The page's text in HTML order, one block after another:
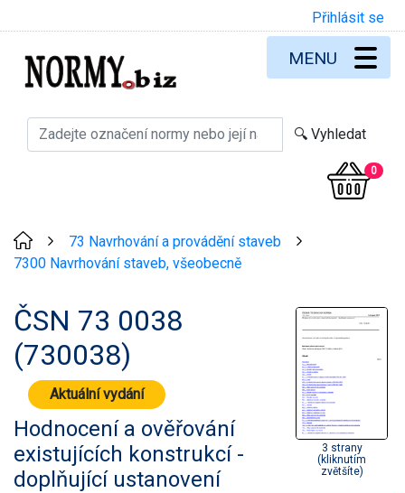
Přihlásit se
0
MENU
73 Navrhování a provádění staveb
7300 Navrhování staveb, všeobecně
ČSN 73 0038
(730038)
Aktuální vydání
Hodnocení a ověřování
existujících konstrukcí -
doplňující ustanovení
3 strany
(kliknutím
zvětšíte)